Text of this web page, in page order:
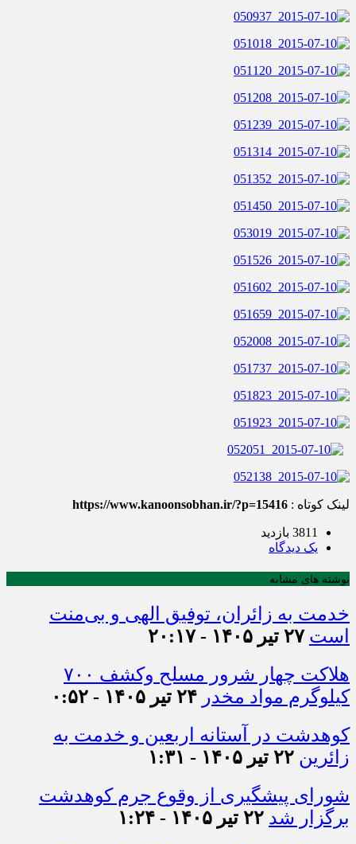
لینک کوتاه : https://www.kanoonsobhan.ir/?p=15416
3811 بازدید
يک دیدگاه
نوشته های مشابه
خدمت به زائران، توفیق الهی و بی‌منت
است ۲۷ تیر ۱۴۰۵ - ۲۰:۱۷
هلاکت چهار شرور مسلح وکشف ۷۰۰
کیلوگرم مواد مخدر ۲۴ تیر ۱۴۰۵ - ۰:۵۲
کوهدشت در آستانه اربعین و خدمت‌ به
زائرین ۲۲ تیر ۱۴۰۵ - ۱:۳۱
شورای پیشگیری از وقوع جرم کوهدشت
برگزار شد ۲۲ تیر ۱۴۰۵ - ۱:۲۴